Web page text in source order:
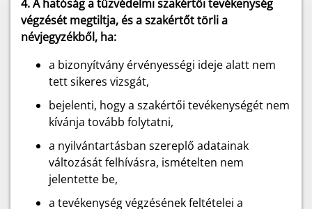
4. A hatóság a tűzvédelmi szakértői tevékenység
végzését megtiltja, és a szakértőt törli a
névjegyzékből, ha:
a bizonyítvány érvényességi ideje alatt nem
tett sikeres vizsgát,
bejelenti, hogy a szakértői tevékenységét nem
kívánja tovább folytatni,
a nyilvántartásban szereplő adatainak
változását felhívásra, ismételten nem
jelentette be,
a tevékenység végzésének feltételei a